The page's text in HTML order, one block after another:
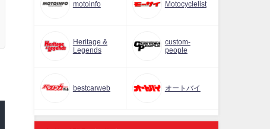
motoinfo Motocyclelist
Heritage &
Legends
custom-
people
bestcarweb オートバイ